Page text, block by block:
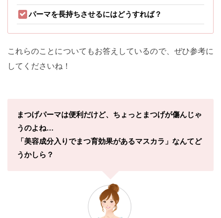
パーマを長持ちさせるにはどうすれば？
これらのことについてもお答えしているので、ぜひ参考に
してくださいね！
まつげパーマは便利だけど、ちょっとまつげが傷んじゃ
うのよね…
「美容成分入りでまつ育効果があるマスカラ」なんてど
うかしら？